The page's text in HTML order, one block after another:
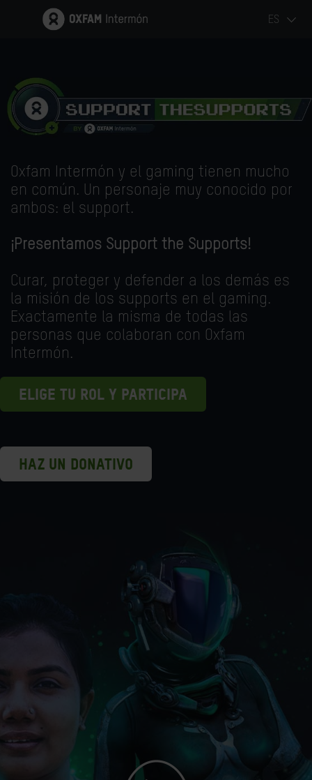
ES
Oxfam Intermón y el gaming tienen mucho
en común. Un personaje muy conocido por
ambos: el support.
¡Presentamos Support the Supports!
Curar, proteger y defender a los demás es
la misión de los supports en el gaming.
Exactamente la misma de todas las
personas que colaboran con Oxfam
Intermón.
ELIGE TU ROL Y PARTICIPA
HAZ UN DONATIVO